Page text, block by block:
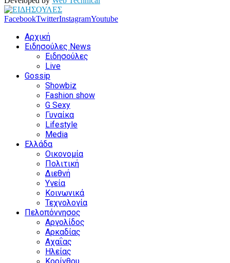
FacebookTwitterInstagramYoutube
Αρχική
Ειδησούλες News
Ειδησούλες
Live
Gossip
Showbiz
Fashion show
G Sexy
Γυναίκα
Lifestyle
Media
Ελλάδα
Οικονομία
Πολιτική
Διεθνή
Υγεία
Κοινωνικά
Τεχνολογία
Πελοπόννησος
Αργολίδος
Αρκαδίας
Αχαΐας
Ηλείας